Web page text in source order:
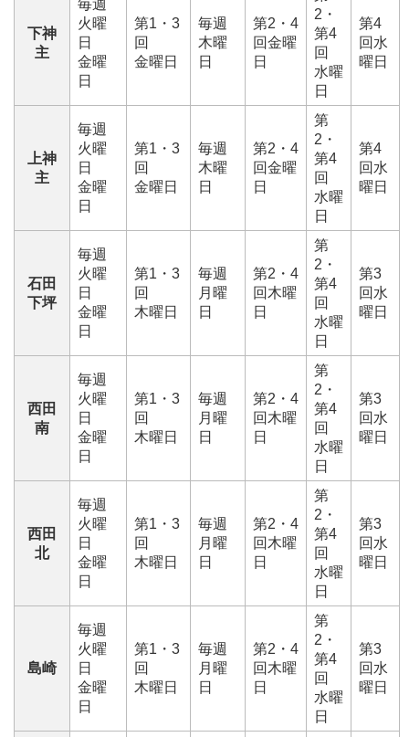
下神
主
毎週
火曜
日
金曜
日
第1・3
回
金曜日
毎週
木曜
日
第2・4
回金曜
日
2・
第4
回
水曜
日
第4
回水
曜日
上神
主
毎週
火曜
日
金曜
日
第1・3
回
金曜日
毎週
木曜
日
第2・4
回金曜
日
第
2・
第4
回
水曜
日
第4
回水
曜日
石田
下坪
毎週
火曜
日
金曜
日
第1・3
回
木曜日
毎週
月曜
日
第2・4
回木曜
日
第
2・
第4
回
水曜
日
第3
回水
曜日
西田
南
毎週
火曜
日
金曜
日
第1・3
回
木曜日
毎週
月曜
日
第2・4
回木曜
日
第
2・
第4
回
水曜
日
第3
回水
曜日
西田
北
毎週
火曜
日
金曜
日
第1・3
回
木曜日
毎週
月曜
日
第2・4
回木曜
日
第
2・
第4
回
水曜
日
第3
回水
曜日
島崎
毎週
火曜
日
金曜
日
第1・3
回
木曜日
毎週
月曜
日
第2・4
回木曜
日
第
2・
第4
回
水曜
日
第3
回水
曜日